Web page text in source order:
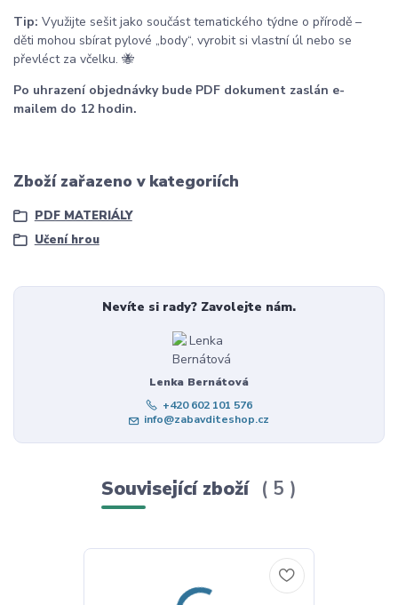
Tip: Využijte sešit jako součást tematického týdne o přírodě –
děti mohou sbírat pylové „body“, vyrobit si vlastní úl nebo se
převléct za včelku. 🐝
Po uhrazení objednávky bude PDF dokument zaslán e-
mailem do 12 hodin.
Zboží zařazeno v kategoriích
PDF MATERIÁLY
Učení hrou
Nevíte si rady? Zavolejte nám.
Lenka Bernátová
+420 602 101 576
info@zabavditeshop.cz
Související zboží 5